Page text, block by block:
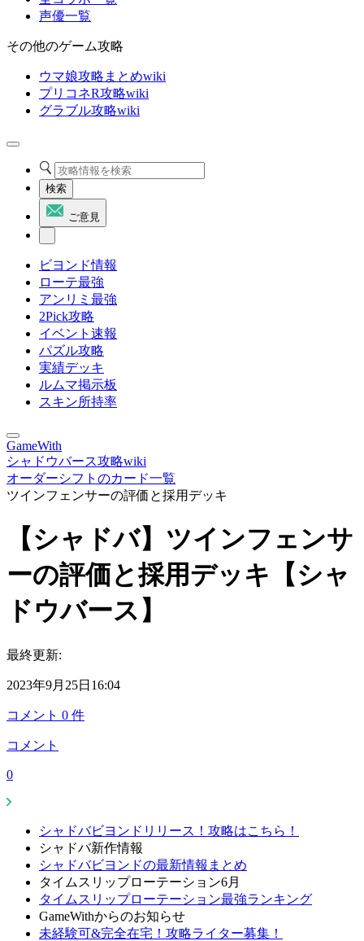
声優一覧
その他のゲーム攻略
ウマ娘攻略まとめwiki
プリコネR攻略wiki
グラブル攻略wiki
検索
ご意見
ビヨンド情報
ローテ最強
アンリミ最強
2Pick攻略
イベント速報
パズル攻略
実績デッキ
ルムマ掲示板
スキン所持率
GameWith
シャドウバース攻略wiki
オーダーシフトのカード一覧
ツインフェンサーの評価と採用デッキ
【シャドバ】ツインフェンサ
ーの評価と採用デッキ【シャ
ドウバース】
最終更新:
2023年9月25日16:04
コメント 0 件
コメント
0
シャドバビヨンドリリース！攻略はこちら！
シャドバ新作情報
シャドバビヨンドの最新情報まとめ
タイムスリップローテーション6月
タイムスリップローテーション最強ランキング
GameWithからのお知らせ
未経験可&完全在宅！攻略ライター募集！